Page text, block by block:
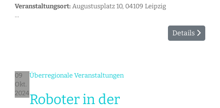
Veranstaltungsort: Augustusplatz 10, 04109 Leipzig
...
Details
09
Okt.
2024
Überregionale Veranstaltungen
Roboter in der